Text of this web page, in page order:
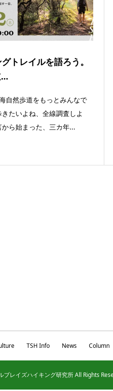
トレイルを語ろう。
自然歩道をもっとみんなで
たいよね、全線調査しよ
ら始まった、三カ年...
TSH Info News Column
レイズハイキング研究所 All Rights